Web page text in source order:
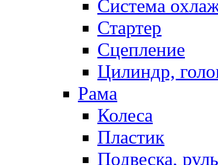
Система
Стартер
Сцепление
Цилиндр,
Рама
Колеса
Пластик
Подвеска, руль